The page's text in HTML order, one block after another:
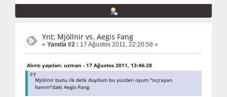
Ynt: Mjöllnir vs. Aegis Fang
« Yanıtla #2 : 17 Ağustos 2011, 22:20:58 »
Alıntı yapılan: uzman - 17 Ağustos 2011, 13:46:28
Mjöllnir bunu ilk defa duydum bu yüzden oyum "sıçrayan
hanım"daki Aegis-Fang